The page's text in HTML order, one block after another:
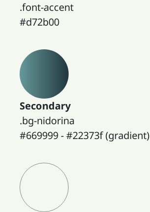
.font-accent
#d72b00
Secondary
.bg-nidorina
#669999 - #22373f (gradient)